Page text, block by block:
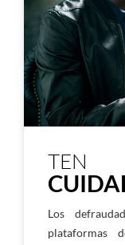
TEN
Los
plataformas